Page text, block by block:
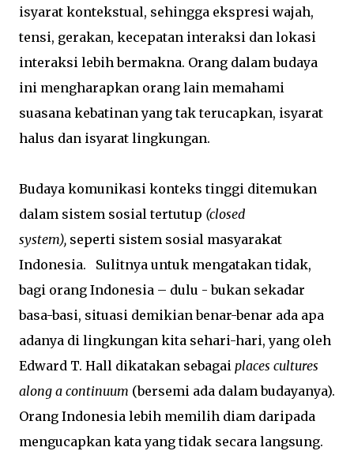
isyarat kontekstual, sehingga ekspresi wajah,
tensi, gerakan, kecepatan interaksi dan lokasi
interaksi lebih bermakna. Orang dalam budaya
ini mengharapkan orang lain memahami
suasana kebatinan yang tak terucapkan, isyarat
halus dan isyarat lingkungan.
Budaya komunikasi konteks tinggi ditemukan
dalam sistem sosial tertutup (closed
system), seperti sistem sosial masyarakat
Indonesia. Sulitnya untuk mengatakan tidak,
bagi orang Indonesia – dulu - bukan sekadar
basa-basi, situasi demikian benar-benar ada apa
adanya di lingkungan kita sehari-hari, yang oleh
Edward T. Hall dikatakan sebagai places cultures
along a continuum (bersemi ada dalam budayanya).
Orang Indonesia lebih memilih diam daripada
mengucapkan kata yang tidak secara langsung.